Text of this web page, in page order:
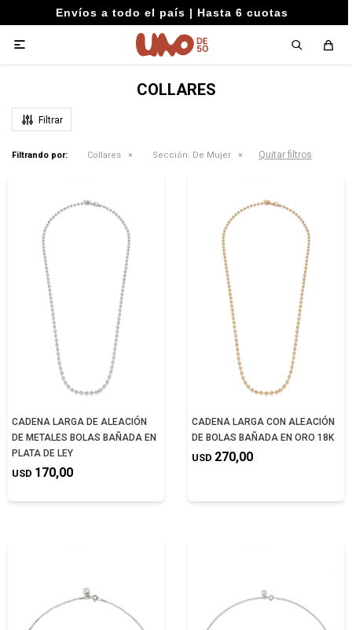
Envíos a todo el país | Hasta 6 cuotas

COLLARES
Filtrando por: Collares Sección: De Mujer Quitar filtros
CADENA LARGA DE ALEACIÓN
DE METALES BOLAS BAÑADA EN
PLATA DE LEY
USD 170,00
CADENA LARGA CON ALEACIÓN
DE BOLAS BAÑADA EN ORO 18K
USD 270,00